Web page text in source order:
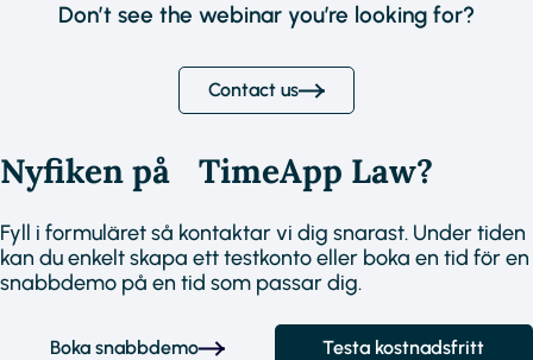
Don’t see the webinar you’re looking for?
Contact us
Nyfiken på TimeApp Law?
Fyll i formuläret så kontaktar vi dig snarast. Under tiden
kan du enkelt skapa ett testkonto eller boka en tid för en
snabbdemo på en tid som passar dig.
Boka snabbdemo Testa kostnadsfritt